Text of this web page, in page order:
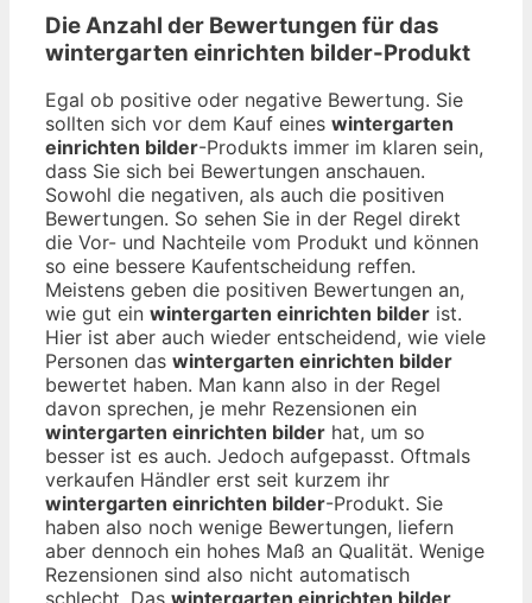
Die Anzahl der Bewertungen für das
wintergarten einrichten bilder-Produkt
Egal ob positive oder negative Bewertung. Sie
sollten sich vor dem Kauf eines wintergarten
einrichten bilder-Produkts immer im klaren sein,
dass Sie sich bei Bewertungen anschauen.
Sowohl die negativen, als auch die positiven
Bewertungen. So sehen Sie in der Regel direkt
die Vor- und Nachteile vom Produkt und können
so eine bessere Kaufentscheidung reffen.
Meistens geben die positiven Bewertungen an,
wie gut ein wintergarten einrichten bilder ist.
Hier ist aber auch wieder entscheidend, wie viele
Personen das wintergarten einrichten bilder
bewertet haben. Man kann also in der Regel
davon sprechen, je mehr Rezensionen ein
wintergarten einrichten bilder hat, um so
besser ist es auch. Jedoch aufgepasst. Oftmals
verkaufen Händler erst seit kurzem ihr
wintergarten einrichten bilder-Produkt. Sie
haben also noch wenige Bewertungen, liefern
aber dennoch ein hohes Maß an Qualität. Wenige
Rezensionen sind also nicht automatisch